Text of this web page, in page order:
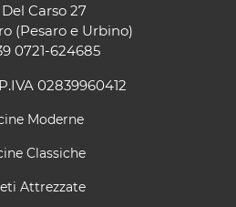
Carso 27
(Pesaro e Urbino)
0721-624685
02839960412
Moderne
Classiche
Attrezzate